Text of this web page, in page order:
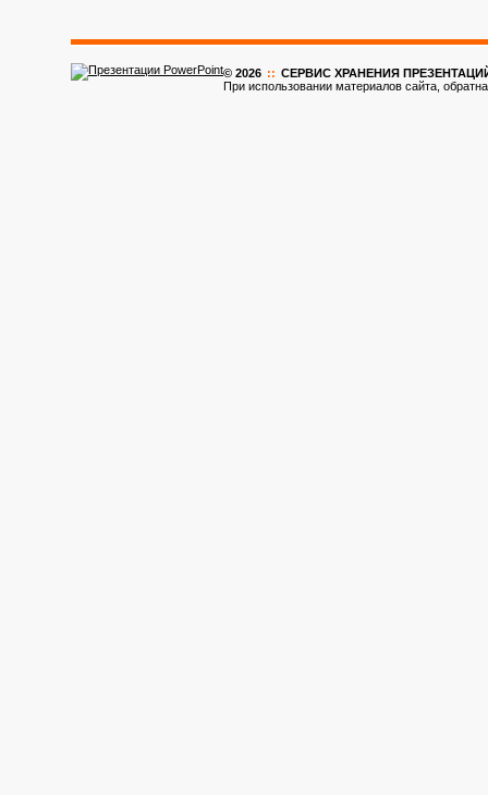
© 2026 :: CЕРВИС ХРАНЕНИЯ ПРЕЗЕНТАЦИЙ
При использовании материалов сайта,